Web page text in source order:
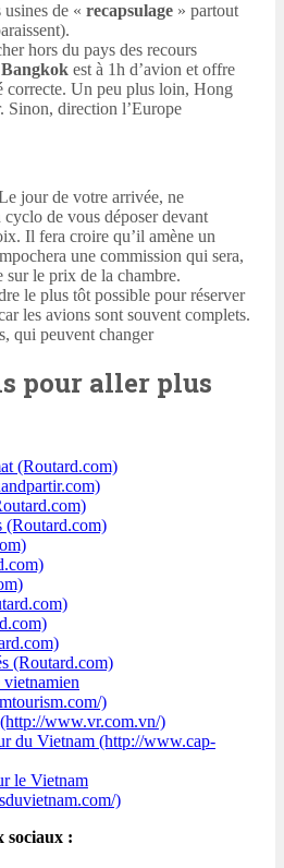
de « recapsulage » partout
hors du pays des recours
Bangkok est à 1h d’avion et offre
correcte. Un peu plus loin, Hong
Sinon, direction l’Europe
jour de votre arrivée, ne
cyclo de vous déposer devant
Il fera croire qu’il amène un
une commission qui sera,
sur le prix de la chambre.
le plus tôt possible pour réserver
les avions sont souvent complets.
qui peuvent changer
pour aller plus
(Routard.com)
(Routard.com)
(Routard.com)
)
www.vr.com.vn/)
du Vietnam (http://www.cap-
le Vietnam
)
sociaux :